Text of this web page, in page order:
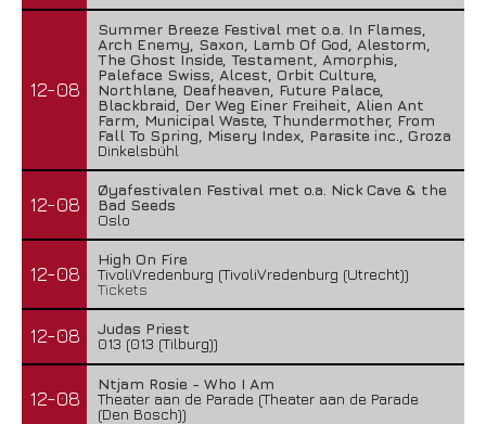
12-08
Summer Breeze Festival met o.a. In Flames,
Arch Enemy, Saxon, Lamb Of God, Alestorm,
The Ghost Inside, Testament, Amorphis,
Paleface Swiss, Alcest, Orbit Culture,
Northlane, Deafheaven, Future Palace,
Blackbraid, Der Weg Einer Freiheit, Alien Ant
Farm, Municipal Waste, Thundermother, From
Fall To Spring, Misery Index, Parasite inc., Groza
Dinkelsbühl
12-08
Øyafestivalen Festival met o.a. Nick Cave & the
Bad Seeds
Oslo
12-08
High On Fire
TivoliVredenburg (TivoliVredenburg (Utrecht))
Tickets
12-08
Judas Priest
013 (013 (Tilburg))
12-08
Ntjam Rosie - Who I Am
Theater aan de Parade (Theater aan de Parade
(Den Bosch))